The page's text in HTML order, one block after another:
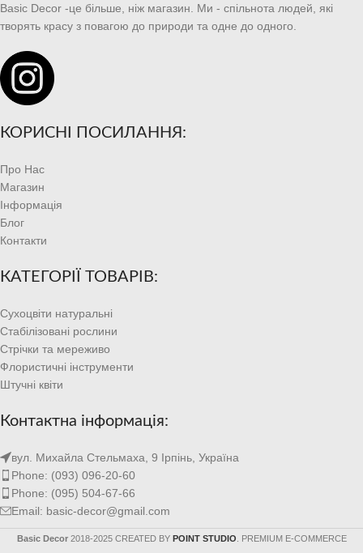
Basic Decor -це більше, ніж магазин. Ми - спільнота людей, які
творять красу з повагою до природи та одне до одного.
КОРИСНІ ПОСИЛАННЯ:
Про Нас
Магазин
Інформація
Блог
Контакти
КАТЕГОРІЇ ТОВАРІВ:
Сухоцвіти натуральні
Стабілізовані рослини
Стрічки та мереживо
Флористичні інструменти
Штучні квіти
Контактна інформація:
вул. Михайла Стельмаха, 9 Ірпінь, Україна
Phone: (093) 096-20-60
Phone: (095) 504-67-66
Email: basic-decor@gmail.com
Basic Decor 2018-2025 CREATED BY POINT STUDIO . PREMIUM E-COMMERCE